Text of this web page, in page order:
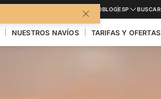
FOLLETOBLOGESP BUSCAR
NUESTROS NAVÍOS TARIFAS Y OFERTAS